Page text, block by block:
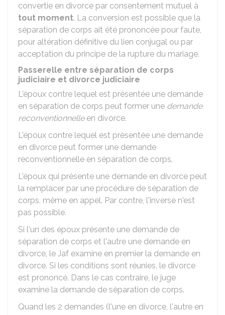
convertie en divorce par consentement mutuel à
tout moment. La conversion est possible que la
séparation de corps ait été prononcée pour faute,
pour altération définitive du lien conjugal ou par
acceptation du principe de la rupture du mariage.
Passerelle entre séparation de corps
judiciaire et divorce judiciaire
L'époux contre lequel est présentée une demande
en séparation de corps peut former une demande
reconventionnelleen divorce.
L'époux contre lequel est présentée une demande
en divorce peut former une demande
reconventionnelle en séparation de corps.
L'époux qui présente une demande en divorce peut
la remplacer par une procédure de séparation de
corps, même en appel. Par contre, l'inverse n'est
pas possible.
Si l'un des époux présente une demande de
séparation de corps et l'autre une demande en
divorce, le Jaf examine en premier la demande en
divorce. Si les conditions sont réunies, le divorce
est prononcé. Dans le cas contraire, le juge
examine la demande de séparation de corps.
Quand les 2 demandes (l'une en divorce, l'autre en